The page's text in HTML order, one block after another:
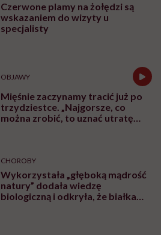
Czerwone plamy na żołędzi są
wskazaniem do wizyty u
specjalisty
OBJAWY
Mięśnie zaczynamy tracić już po
trzydziestce. „Najgorsze, co
można zrobić, to uznać utratę
CHOROBY
Wykorzystała „głęboką mądrość
natury” dodała wiedzę
biologiczną i odkryła, że białka